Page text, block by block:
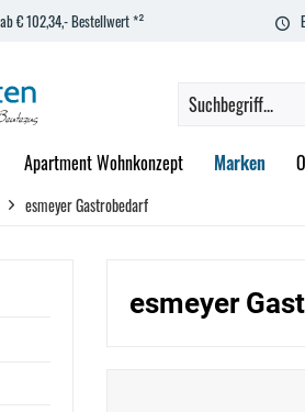
€ 102,34,- Bestellwert *²
Apartment Wohnkonzept Marken
esmeyer Gastrobedarf
esmeyer